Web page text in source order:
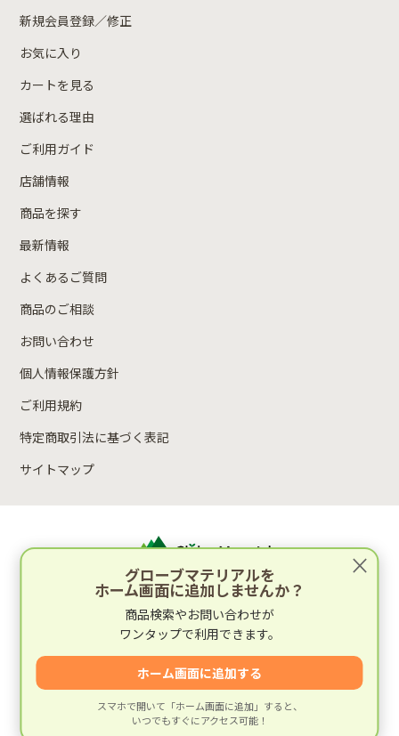
新規会員登録／修正
お気に入り
カートを見る
選ばれる理由
ご利用ガイド
店舗情報
商品を探す
最新情報
よくあるご質問
商品のご相談
お問い合わせ
個人情報保護方針
ご利用規約
特定商取引法に基づく表記
サイトマップ
運営：林木材株式会社
〒652-0812 兵庫県神戸市兵庫区湊町2丁目4-1
運営会社情報
© 建材専門店グローブマテリアル
×
グローブマテリアルを
ホーム画面に追加しませんか？
商品検索やお問い合わせが
ワンタップで利用できます。
ホーム画面に追加する
スマホで開いて「ホーム画面に追加」すると、
いつでもすぐにアクセス可能！